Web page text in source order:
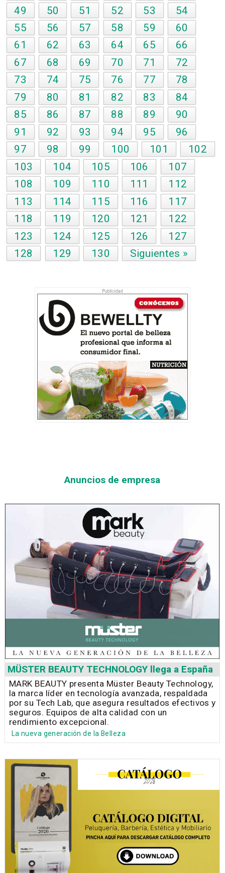
49
50 51 52 53
54
55
56 57 58 59
60
61
62 63 64 65
66
67
68 69 70 71
72
73
74 75 76 77
78
79
80 81 82 83
84
85
86 87 88 89
90
91
92 93 94 95
96
97
98 99 100 101
102
103
104 105 106
107
108
109 110 111
112
113
114 115 116
117
118
119 120 121
122
123
124 125 126
127
128
129 130 Siguientes »
Anuncios de empresa
MÜSTER BEAUTY TECHNOLOGY llega a España
MARK BEAUTY presenta Müster Beauty Technology,
la marca líder en tecnología avanzada, respaldada
por su Tech Lab, que asegura resultados efectivos y
seguros. Equipos de alta calidad con un
rendimiento excepcional.
La nueva generación de la Belleza